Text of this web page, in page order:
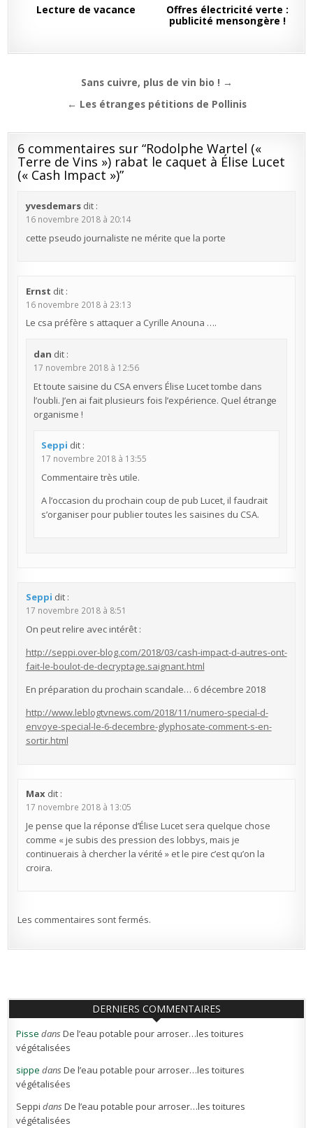
Lecture de vacance
Offres électricité verte :
publicité mensongère !
NavigationSans cuivre, plus de vin bio ! →
← Les étranges pétitions de Pollinis
6 commentaires sur “Rodolphe Wartel («
Terre de Vins ») rabat le caquet à Élise Lucet
(« Cash Impact »)”
yvesdemars dit :
16 novembre 2018 à 20:14
cette pseudo journaliste ne mérite que la porte
Ernst dit :
16 novembre 2018 à 23:13
Le csa préfère s attaquer a Cyrille Anouna ….
dan dit :
17 novembre 2018 à 12:56
Et toute saisine du CSA envers Élise Lucet tombe dans
l’oubli. J’en ai fait plusieurs fois l’expérience. Quel étrange
organisme !
Seppi dit :
17 novembre 2018 à 13:55
Commentaire très utile.
A l’occasion du prochain coup de pub Lucet, il faudrait
s’organiser pour publier toutes les saisines du CSA.
Seppi dit :
17 novembre 2018 à 8:51
On peut relire avec intérêt :
http://seppi.over-blog.com/2018/03/cash-impact-d-autres-ont-
fait-le-boulot-de-decryptage.saignant.html
En préparation du prochain scandale… 6 décembre 2018
http://www.leblogtvnews.com/2018/11/numero-special-d-
envoye-special-le-6-decembre-glyphosate-comment-s-en-
sortir.html
Max dit :
17 novembre 2018 à 13:05
Je pense que la réponse d’Élise Lucet sera quelque chose
comme « je subis des pression des lobbys, mais je
continuerais à chercher la vérité » et le pire c’est qu’on la
croira.
Les commentaires sont fermés.
DERNIERS COMMENTAIRES
Pisse dansDe l’eau potable pour arroser…les toitures
végétalisées
sippe dansDe l’eau potable pour arroser…les toitures
végétalisées
Seppi dansDe l’eau potable pour arroser…les toitures
végétalisées